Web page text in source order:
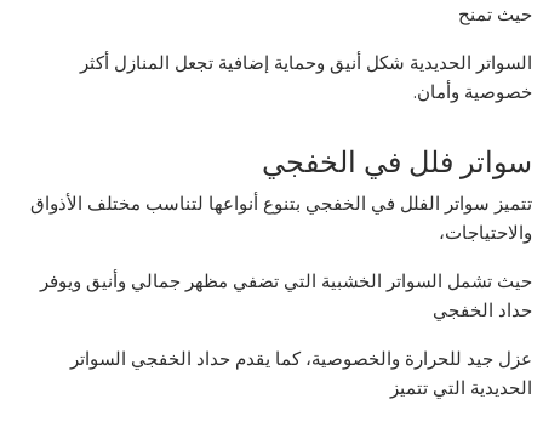
حيث تمنح
السواتر الحديدية شكل أنيق وحماية إضافية تجعل المنازل أكثر
خصوصية وأمان.
سواتر فلل في الخفجي
تتميز سواتر الفلل في الخفجي بتنوع أنواعها لتناسب مختلف الأذواق
والاحتياجات،
حيث تشمل السواتر الخشبية التي تضفي مظهر جمالي وأنيق ويوفر
حداد الخفجي
عزل جيد للحرارة والخصوصية، كما يقدم حداد الخفجي السواتر
الحديدية التي تتميز